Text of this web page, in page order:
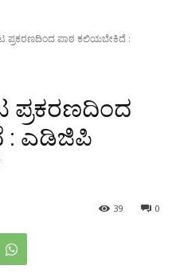
ಪ್ರಕರಣದಿಂದ ಪಾಠ ಕಲಿಯಬೇಕಿದೆ :
ಪ್ರಕರಣದಿಂದ
: ಎಡಿಜಿಪಿ
0
39